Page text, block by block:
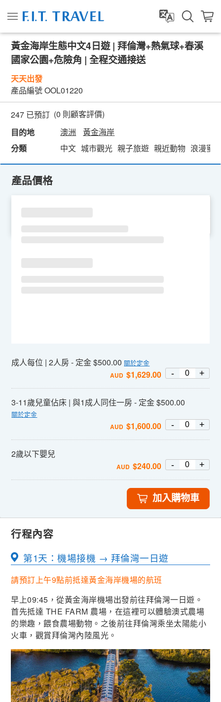
黃金海岸生態中文4日遊 | 拜倫灣+熱氣球+春溪
國家公園+危險角 | 全程交通接送
天天出發
產品編號OOL01220
247 已預訂 (0 則顧客評價)
目的地
澳洲
黃金海岸
分類
中文 城市觀光 親子旅遊 親近動物 浪漫蜜
產品價格
成人每位 | 2人房 - 定金 $500.00 關於定金
AUD $1,629.00 - +
3-11歲兒童佔床 | 與1成人同住一房 - 定金 $500.00
關於定金
AUD $1,600.00 - +
2歲以下嬰兒
AUD $240.00 - +
加入購物車
行程內容
第1天：機場接機 → 拜倫灣一日遊
請預訂上午9點前抵達黃金海岸機場的航班
早上09:45，從黃金海岸機場出發前往拜倫灣一日遊。
首先抵達 THE FARM 農場，在這裡可以體驗澳式農場
的樂趣，餵食農場動物。之後前往拜倫灣乘坐太陽能小
火車，觀賞拜倫灣內陸風光。